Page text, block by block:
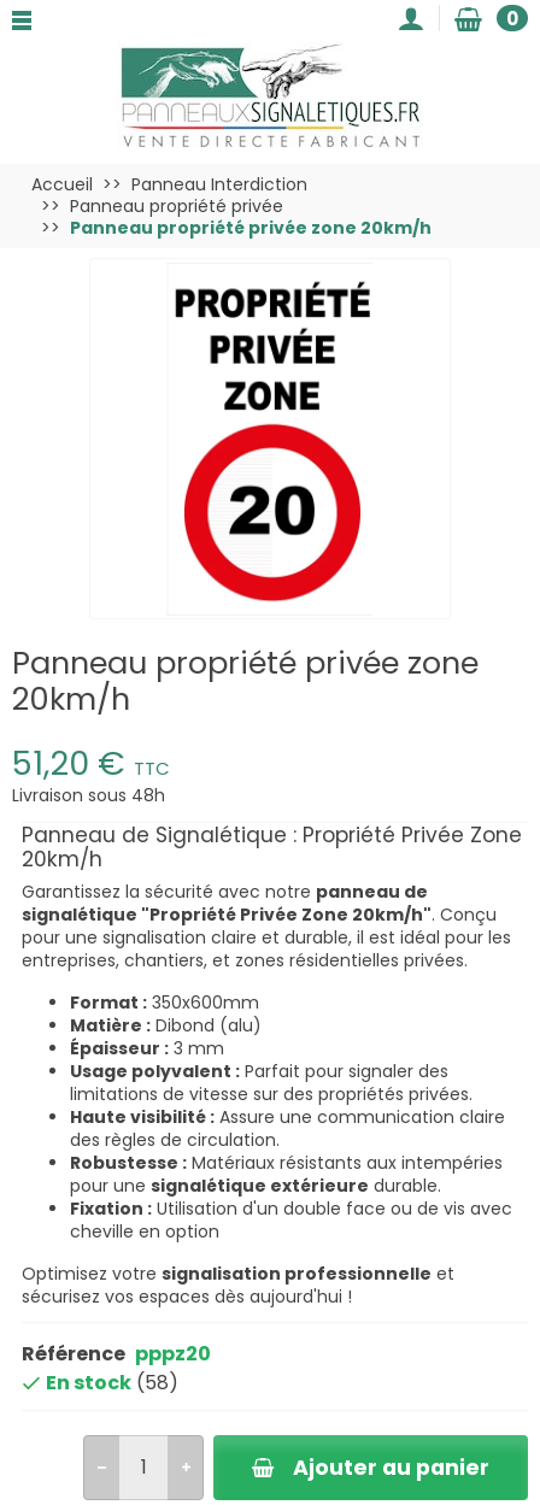
0
Accueil
Panneau Interdiction
Panneau propriété privée
Panneau propriété privée zone 20km/h
Panneau propriété privée zone
20km/h
51,20 € TTC
Livraison sous 48h
Panneau de Signalétique : Propriété Privée Zone
20km/h
Garantissez la sécurité avec notre panneau de
signalétique "Propriété Privée Zone 20km/h". Conçu
pour une signalisation claire et durable, il est idéal pour les
entreprises, chantiers, et zones résidentielles privées.
Format : 350x600mm
Matière : Dibond (alu)
Épaisseur : 3 mm
Usage polyvalent : Parfait pour signaler des
limitations de vitesse sur des propriétés privées.
Haute visibilité : Assure une communication claire
des règles de circulation.
Robustesse : Matériaux résistants aux intempéries
pour une signalétique extérieure durable.
Fixation : Utilisation d'un double face ou de vis avec
cheville en option
Optimisez votre signalisation professionnelle et
sécurisez vos espaces dès aujourd'hui !
Référence pppz20
En stock (58)
Ajouter au panier